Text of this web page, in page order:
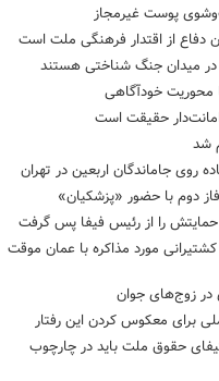
پوست غیرمجاز
دفاع از اقتدار فرهنگی ملت است
در میدان جنگ شناختی هستند
محوریت خودآگاهی
حقیقت است
شد
روی جاماندگان اربعین در تهران
حمایتش را از رئیس فیفا پس گرفت
کشتیرانی مورد مذاکره با عمان موقت
در زوج‌های جوان
حقوق ملت باید در چارچوب